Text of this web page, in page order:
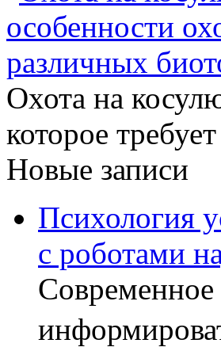
Охота на
которое
Новые записи
Психология
с роботами
Современное